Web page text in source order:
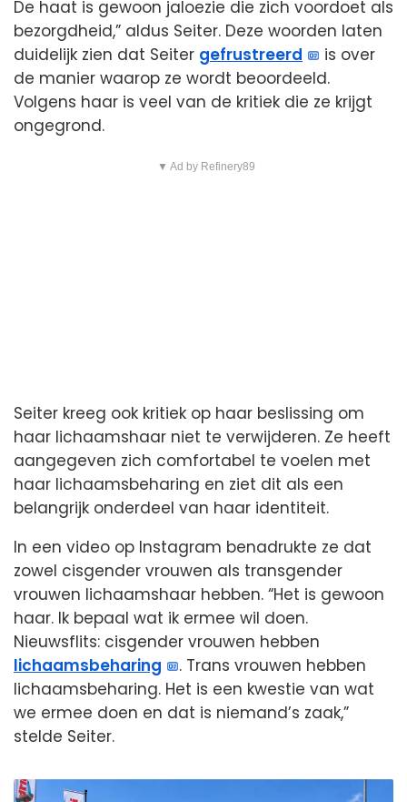
De haat is gewoon jaloezie die zich voordoet als
bezorgdheid,” aldus Seiter. Deze woorden laten
duidelijk zien dat Seiter gefrustreerd
is over
de manier waarop ze wordt beoordeeld.
Volgens haar is veel van de kritiek die ze krijgt
ongegrond.
▼ Ad by Refinery89
Seiter kreeg ook kritiek op haar beslissing om
haar lichaamshaar niet te verwijderen. Ze heeft
aangegeven zich comfortabel te voelen met
haar lichaamsbeharing en ziet dit als een
belangrijk onderdeel van haar identiteit.
In een video op Instagram benadrukte ze dat
zowel cisgender vrouwen als transgender
vrouwen lichaamshaar hebben. “Het is gewoon
haar. Ik bepaal wat ik ermee wil doen.
Nieuwsflits: cisgender vrouwen hebben
lichaamsbeharing
. Trans vrouwen hebben
lichaamsbeharing. Het is een kwestie van wat
we ermee doen en dat is niemand’s zaak,”
stelde Seiter.